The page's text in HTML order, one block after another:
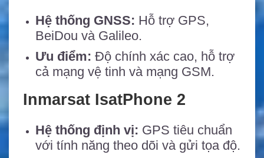
Hệ thống GNSS: Hỗ trợ GPS,
BeiDou và Galileo.
Ưu điểm: Độ chính xác cao, hỗ trợ
cả mạng vệ tinh và mạng GSM.
Inmarsat IsatPhone 2
Hệ thống định vị: GPS tiêu chuẩn
với tính năng theo dõi và gửi tọa độ.